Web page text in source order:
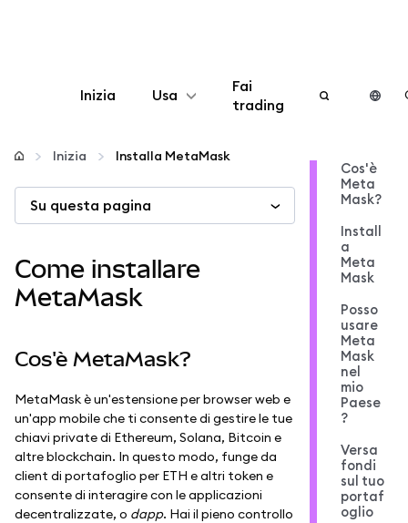
Inizia Usa
Configura
Gestisci criptovalute
Stai al sicuro
Fai
trading
Inizia Installa MetaMask
Su questa pagina
Come installare
MetaMask
Cos'è MetaMask?
MetaMask è un'estensione per browser web e
un'app mobile che ti consente di gestire le tue
chiavi private di Ethereum, Solana, Bitcoin e
altre blockchain. In questo modo, funge da
client di portafoglio per ETH e altri token e
consente di interagire con le applicazioni
decentralizzate, o dapp. Hai il pieno controllo
Cos'è
Meta
Mask?
Install
a
Meta
Mask
Posso
usare
Meta
Mask
nel
mio
Paese
?
Versa
fondi
sul tuo
portaf
oglio